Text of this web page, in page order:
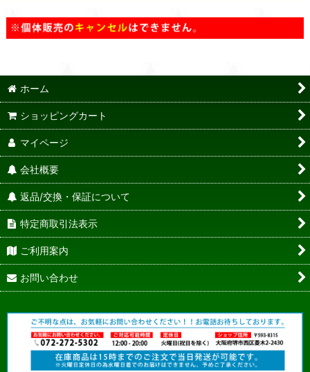
ホーム
ショッピングカート
マイページ
会社概要
返品/交換・保証について
特定商取引法表示
ご利用案内
お問い合わせ